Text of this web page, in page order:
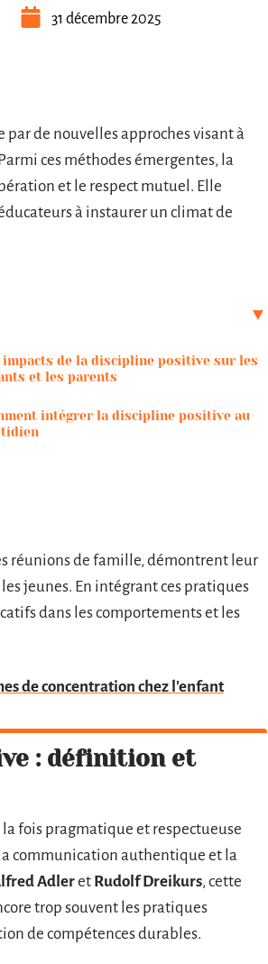
31 décembre 2025
de nouvelles approches visant à
ces méthodes émergentes, la
et le respect mutuel. Elle
à instaurer un climat de
impacts de la discipline positive sur les
et les parents
intégrer la discipline positive au
réunions de famille, démontrent leur
jeunes. En intégrant ces pratiques
dans les comportements et les
de concentration chez l'enfant
: définition et
fois pragmatique et respectueuse
communication authentique et la
Adleret Rudolf Dreikurs, cette
trop souvent les pratiques
de compétences durables.